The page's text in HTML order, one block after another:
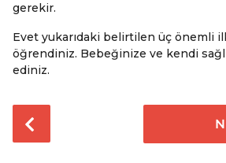
gerekir.
Evet yukarıdaki belirtilen üç önemli
öğrendiniz. Bebeğinize ve kendi
ediniz.
o